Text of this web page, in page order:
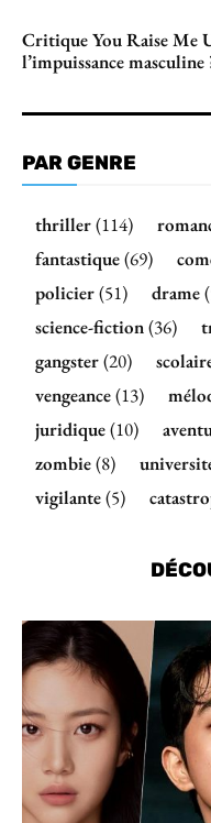
Critique You Raise Me
l’impuissance masculine
PAR GENRE
thriller(114)
fantastique(69)
policier(51) drame
science-fiction(36)
gangster(20)
vengeance(13)
juridique(10)
zombie(8)
vigilante(5)